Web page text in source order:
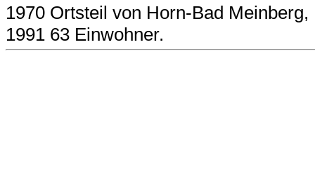
1970 Ortsteil von Horn-Bad Meinberg,
1991 63 Einwohner.